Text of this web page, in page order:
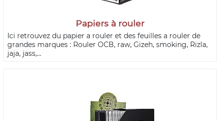
Papiers à rouler
Ici retrouvez du papier a rouler et des feuilles a rouler de
grandes marques : Rouler OCB, raw, Gizeh, smoking, Rizla,
jaja, jass,...